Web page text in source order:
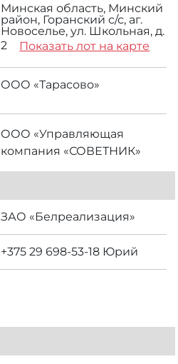
Минская область, Минский
район, Горанский с/с, аг.
Новоселье, ул. Школьная, д.
2
Показать лот на карте
ООО «Тарасово»
ООО «Управляющая
компания «СОВЕТНИК»
ЗАО «Белреализация»
+375 29 698-53-18 Юрий